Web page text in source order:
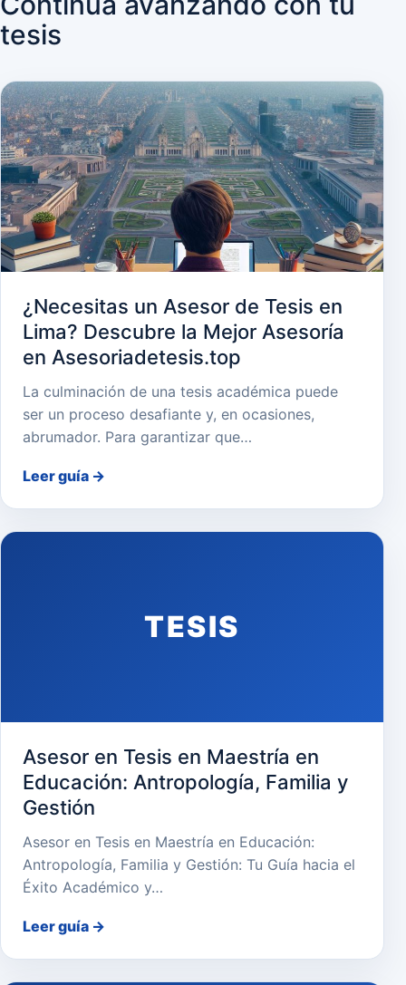
tesis
¿Necesitas un Asesor de Tesis en
Lima? Descubre la Mejor Asesoría
en Asesoriadetesis.top
La culminación de una tesis académica puede
ser un proceso desafiante y, en ocasiones,
abrumador. Para garantizar que…
Leer guía →
TESIS
Asesor en Tesis en Maestría en
Educación: Antropología, Familia y
Gestión
Asesor en Tesis en Maestría en Educación:
Antropología, Familia y Gestión: Tu Guía hacia el
Éxito Académico y…
Leer guía →